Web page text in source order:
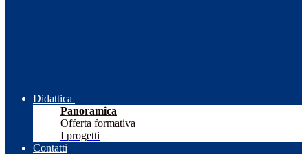
Didattica
Panoramica
Offerta formativa
I progetti
Contatti